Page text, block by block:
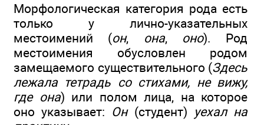
Морфологическая категория рода есть
только у лично-указательных
местоимений (он, она, оно). Род
местоимения обусловлен родом
замещаемого существительного (Здесь
лежала тетрадь со стихами, не вижу,
где она) или полом лица, на которое
оно указывает: Он (студент) уехал на